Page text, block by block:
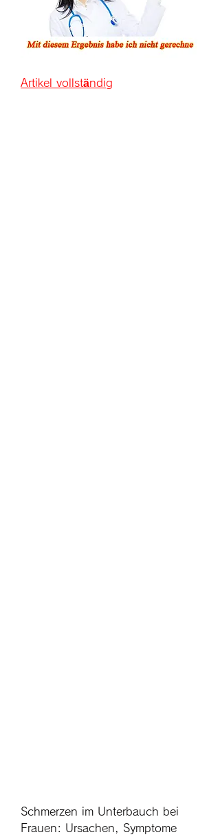
Artikel vollständig
Schmerzen im Unterbauch bei
Frauen: Ursachen, Symptome